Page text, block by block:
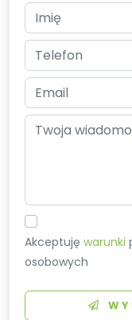
Akceptujęwarunki
osobowych